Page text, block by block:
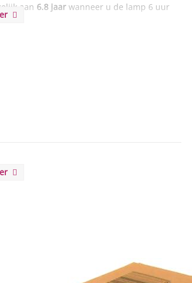
aan 6.8 jaar wanneer u de lamp 6 uur